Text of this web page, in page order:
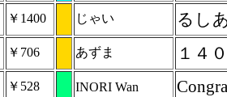
￥1400 じゃい るし
￥706 あずま １４
￥528 INORI Wan